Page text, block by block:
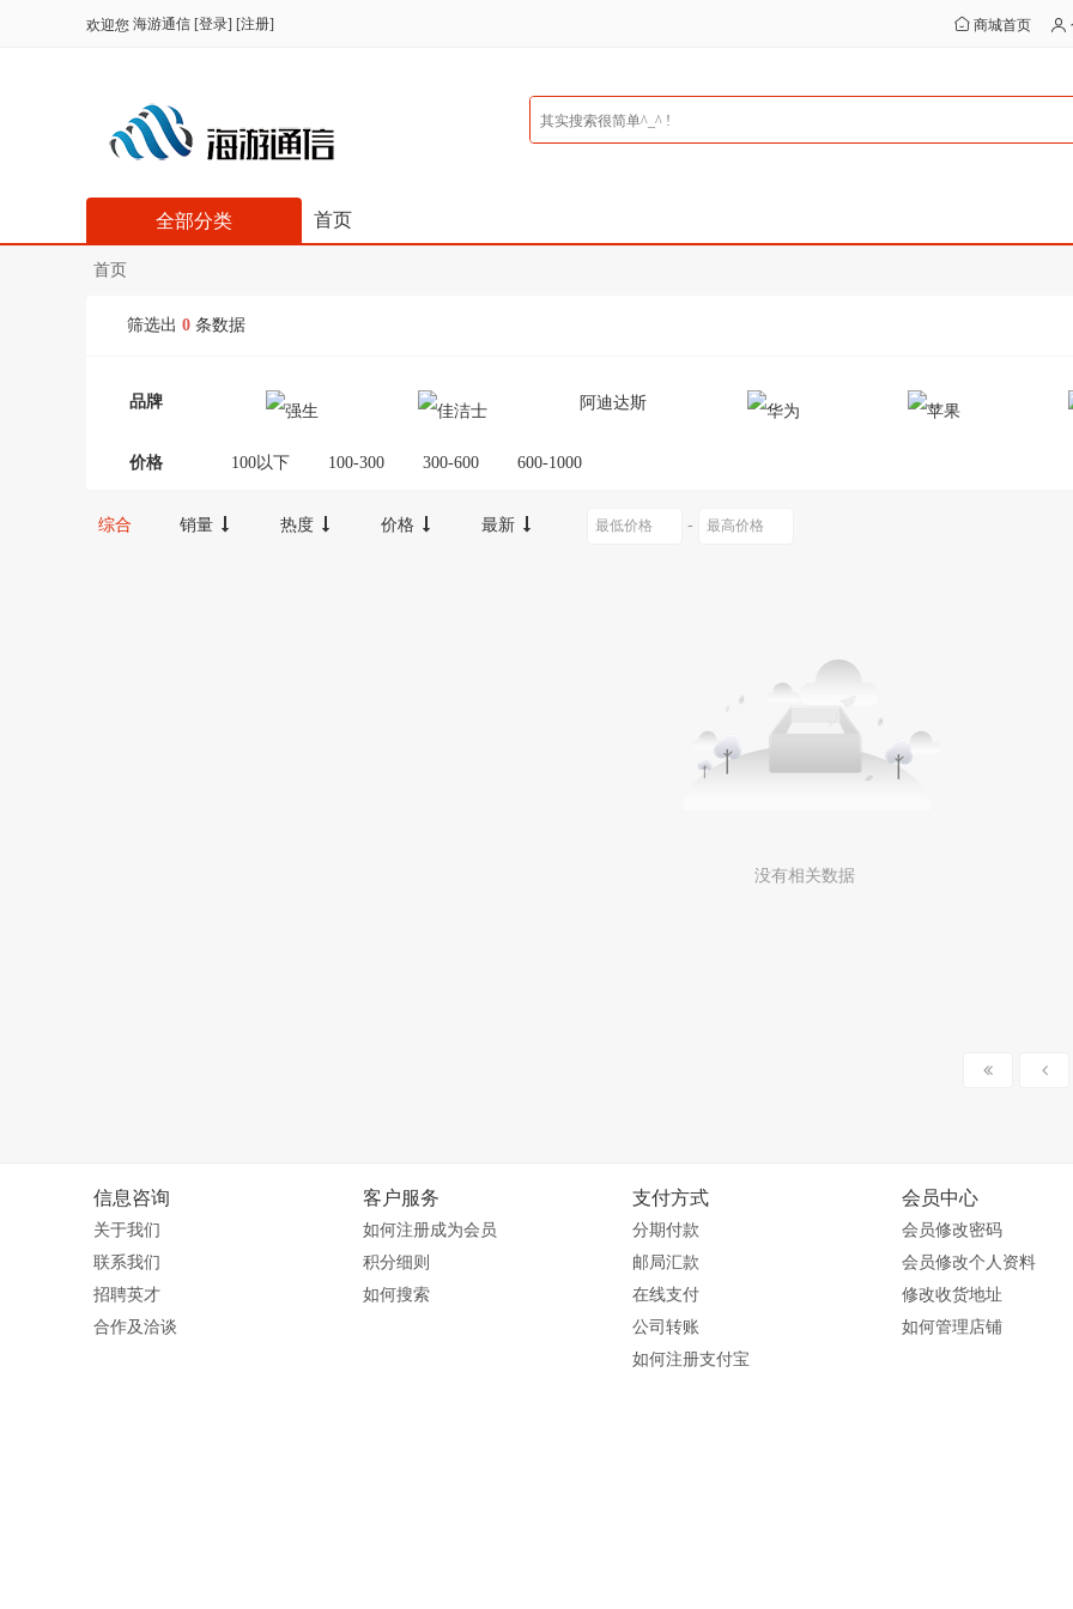
欢迎您 海游通信 [登录] [注册] 商城首页
首页
全部分类
首页
筛选出 0 条数据
品牌 阿迪达斯
价格 100以下 100-300 300-600 600-1000
综合 销量 热度 价格 最新 -
没有相关数据
信息咨询
关于我们
联系我们
招聘英才
合作及洽谈
客户服务
如何注册成为会员
积分细则
如何搜索
支付方式
分期付款
邮局汇款
在线支付
公司转账
如何注册支付宝
会员中心
会员修改密码
会员修改个人资料
修改收货地址
如何管理店铺